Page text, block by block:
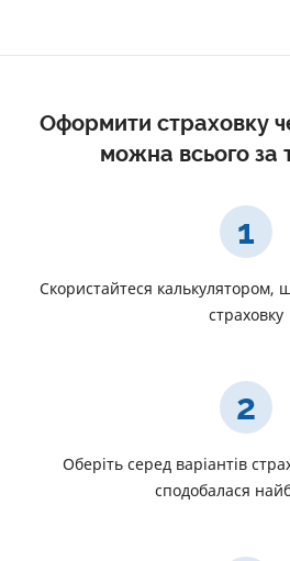
Оформити страховку
можна всього за
1
Скористайтеся калькулятором,
страховку
2
Оберіть серед варіантів
сподобалася